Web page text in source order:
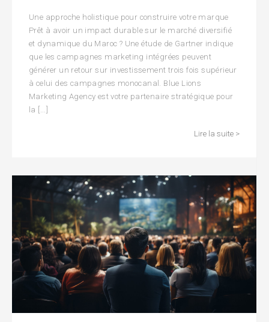
Une approche holistique pour construire votre marque
Prêt à avoir un impact durable sur le marché diversifié
et dynamique du Maroc ? Une étude de Gartner indique
que les campagnes marketing intégrées peuvent
générer un retour sur investissement trois fois supérieur
à celui des campagnes monocanal. Blue Lions
Marketing Agency est votre partenaire stratégique pour
la [...]
Lire la suite >